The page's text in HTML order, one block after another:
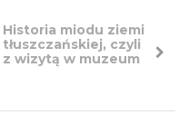
Historia miodu ziemi
tłuszczańskiej, czyli
z wizytą w muzeum